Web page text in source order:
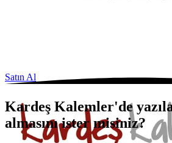
Satın Al
Kardeş Kalemler'de
almasını ister misiniz?